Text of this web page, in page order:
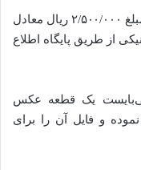
۲. پرداخت هزینه ثبت نام آزمون تستی به مبلغ ۲/۵۰۰/۰۰۰ ریال معادل
از طریق پایگاه اطلاع
یک قطعه عکس
و فایل آن را برای